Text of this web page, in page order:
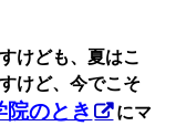
けども、夏はこ
けど、今でこそ
院のとき
にマ